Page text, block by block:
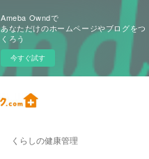
Ameba Owndで
あなただけのホームページやブログをつ
くろう
今すぐ試す
くらしの健康管理